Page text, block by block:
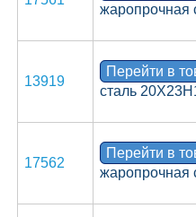
жаропрочная
13919
Перейти в
сталь
17562
Перейти в
жаропрочная